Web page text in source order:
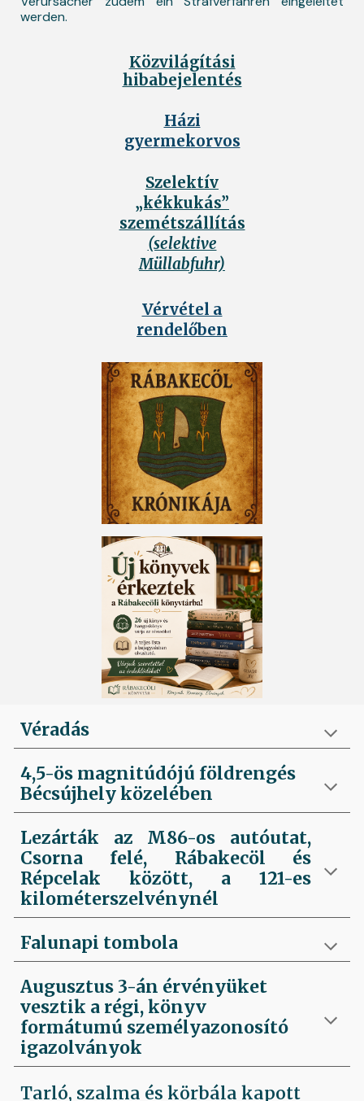
werden.
Közvilágítási
hibabejelentés
Házi
gyermekorvos
Szelektív
„kékkukás”
szemétszállítás
(selektive
Müllabfuhr)
Vérvétel a
rendelőben
Véradás
4,5-ös magnitúdójú földrengés
Bécsújhely közelében
Lezárták az M86-os autóutat,
Csorna felé, Rábakecöl és
Répcelak között, a 121-es
kilométerszelvénynél
Falunapi tombola
Augusztus 3-án érvényüket
vesztik a régi, könyv
formátumú személyazonosító
igazolványok
Tarló, szalma és körbála kapott